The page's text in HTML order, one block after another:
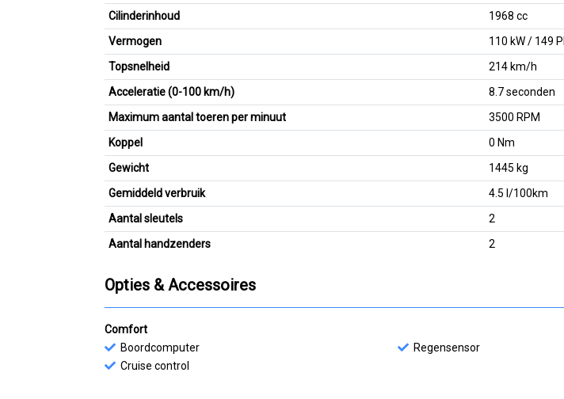
Cilinderinhoud
1968 cc
Vermogen
110 kW / 149
Topsnelheid
214 km/h
Acceleratie (0-100 km/h)
8.7 seconden
Maximum aantal toeren per minuut
3500 RPM
Koppel
0 Nm
Gewicht
1445 kg
Gemiddeld verbruik
4.5 l/100km
Aantal sleutels
2
Aantal handzenders
2
Opties & Accessoires
Comfort
Boordcomputer
Cruise control
Regensensor